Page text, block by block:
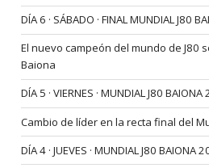
DÍA 6 · SÁBADO · FINAL MUNDIAL J80
El nuevo campeón del mundo de J80
Baiona
DÍA 5 · VIERNES · MUNDIAL J80 BAIONA
Cambio de líder en la recta final del
DÍA 4 · JUEVES · MUNDIAL J80 BAIONA